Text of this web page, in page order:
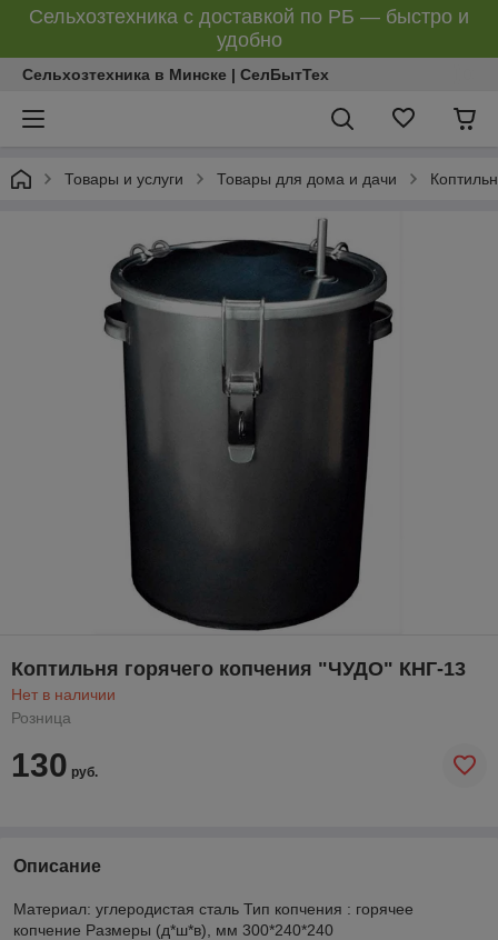
Сельхозтехника с доставкой по РБ — быстро и
удобно
Сельхозтехника в Минске | СелБытТех
Товары и услуги Товары для дома и дачи
Коптильня горячего копчения "ЧУДО" КНГ-13
Нет в наличии
Розница
130 руб.
Описание
Материал: углеродистая сталь Тип копчения : горячее
копчение Размеры (д*ш*в), мм 300*240*240